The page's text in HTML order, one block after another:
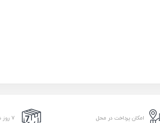
امکان پرداخت در محل ۷ روز ضمانت بازگشت